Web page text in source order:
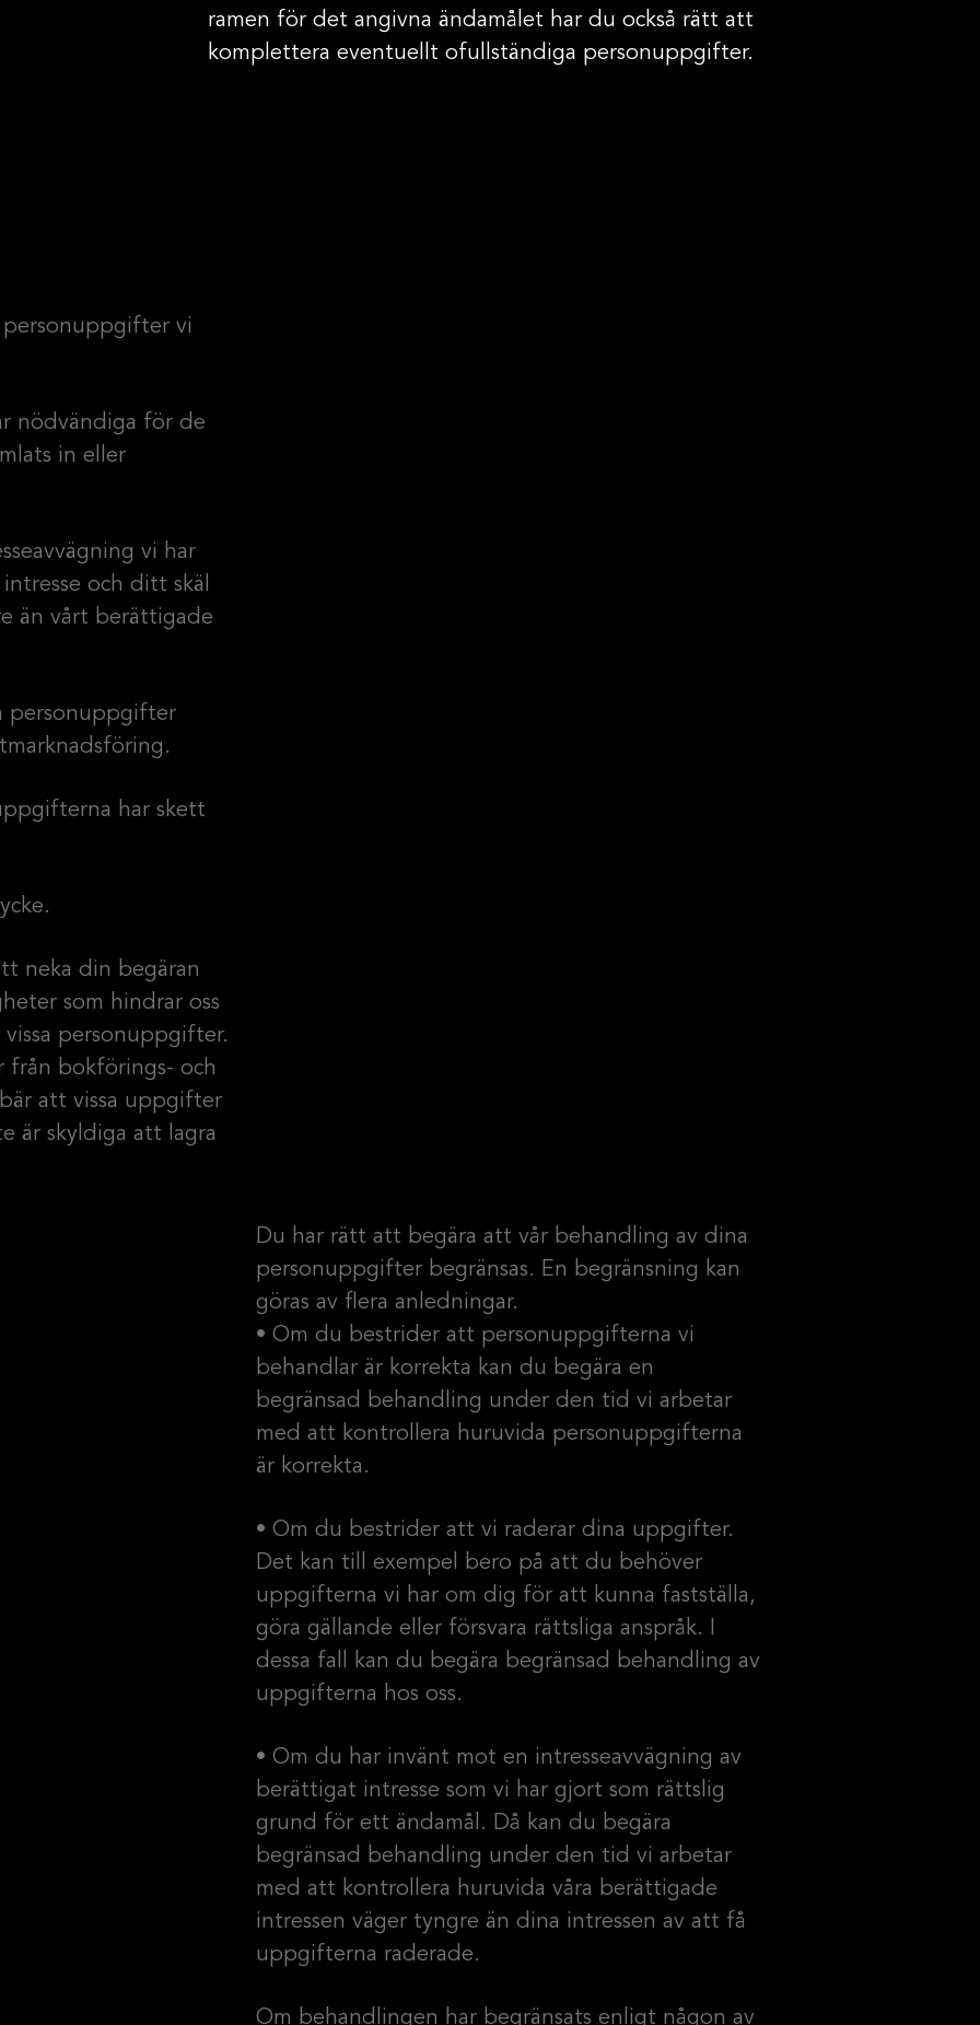
ramen för det angivna ändamålet har du också rätt att
komplettera eventuellt ofullständiga personuppgifter.
personuppgifter vi
nödvändiga för de
in eller
vi har
och ditt skäl
än vårt berättigade
personuppgifter
har skett
neka din begäran
som hindrar oss
personuppgifter.
från bokförings- och
att vissa uppgifter
är skyldiga att lagra
Du har rätt att begära att vår behandling av dina
personuppgifter begränsas. En begränsning kan
göras av flera anledningar.
• Om du bestrider att personuppgifterna vi
behandlar är korrekta kan du begära en
begränsad behandling under den tid vi arbetar
med att kontrollera huruvida personuppgifterna
är korrekta.
• Om du bestrider att vi raderar dina uppgifter.
Det kan till exempel bero på att du behöver
uppgifterna vi har om dig för att kunna fastställa,
göra gällande eller försvara rättsliga anspråk. I
dessa fall kan du begära begränsad behandling av
uppgifterna hos oss.
• Om du har invänt mot en intresseavvägning av
berättigat intresse som vi har gjort som rättslig
grund för ett ändamål. Då kan du begära
begränsad behandling under den tid vi arbetar
med att kontrollera huruvida våra berättigade
intressen väger tyngre än dina intressen av att få
uppgifterna raderade.
Om behandlingen har begränsats enligt någon av